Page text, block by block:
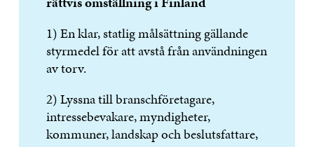
1) En klar, statlig målsättning gällande
styrmedel för att avstå från användningen
av torv.
2) Lyssna till branschföretagare,
intressebevakare, myndigheter,
kommuner, landskap och beslutsfattare,